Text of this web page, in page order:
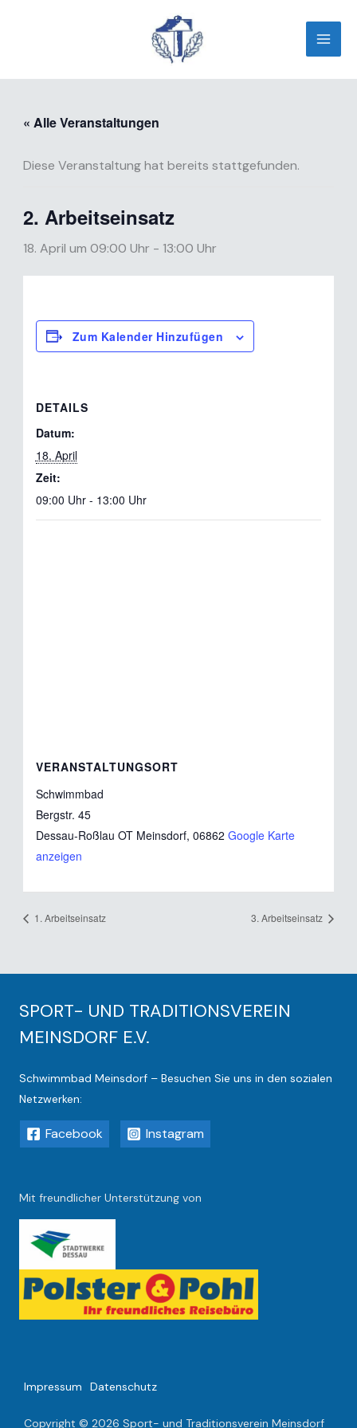
« Alle Veranstaltungen
Diese Veranstaltung hat bereits stattgefunden.
2. Arbeitseinsatz
18. April um 09:00 Uhr - 13:00 Uhr
Zum Kalender Hinzufügen
DETAILS
Datum:
18. April
Zeit:
09:00 Uhr - 13:00 Uhr
VERANSTALTUNGSORT
Schwimmbad
Bergstr. 45
Dessau-Roßlau OT Meinsdorf, 06862 Google Karte
anzeigen
1. Arbeitseinsatz 3. Arbeitseinsatz
SPORT- UND TRADITIONSVEREIN
MEINSDORF E.V.
Schwimmbad Meinsdorf – Besuchen Sie uns in den sozialen
Netzwerken:
Facebook Instagram
Mit freundlicher Unterstützung von
Impressum Datenschutz
Copyright © 2026 Sport- und Traditionsverein Meinsdorf